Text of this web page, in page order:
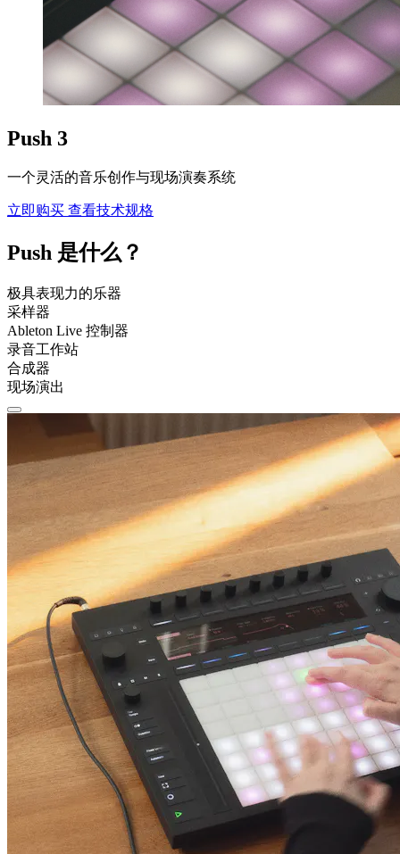
Push 3
一个灵活的音乐创作与现场演奏系统
立即购买 查看技术规格
Push 是什么？
极具表现力的乐器
采样器
Ableton Live 控制器
录音工作站
合成器
现场演出